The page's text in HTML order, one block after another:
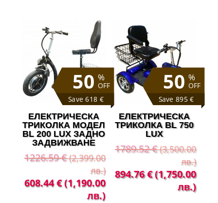
(4,499.00
(2,600.00
лв.).
(3,999.00
лв.).
%
OFF
50
Save 618 €
ЕЛЕКТРИЧЕСКА
ТРИКОЛКА МОДЕЛ
BL 200 LUX ЗАДНО
ЗАДВИЖВАНЕ
1226.59€ (2,399.00
лв.)
Original
608.44€(1,190.00
лв.)
Текущата
цена
%
OFF
50
Save 895 €
ЕЛЕКТРИЧЕСКА
ТРИКОЛКА BL 750
LUX
1789.52€ (3,500.00
лв.)
Original
894.76€(1,750.00
лв.)цена